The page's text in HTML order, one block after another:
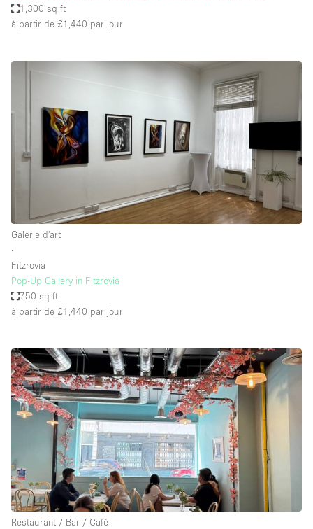
1,300 sq ft
à partir de £1,440 par jour
Galerie d'art
∙
Fitzrovia
Pop-Up Gallery in Fitzrovia
750 sq ft
à partir de £1,440 par jour
Restaurant / Bar / Café